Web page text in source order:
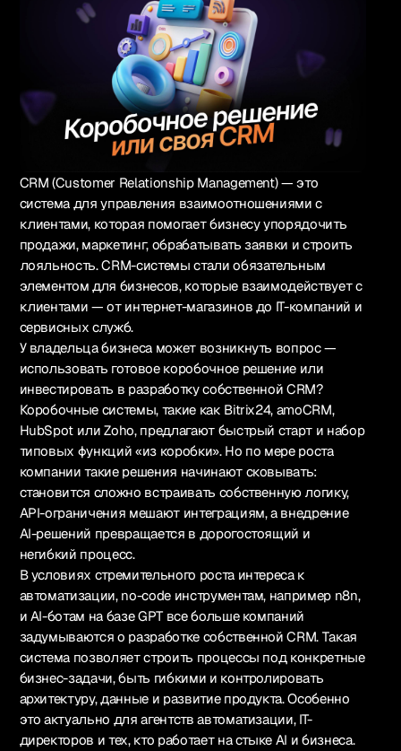
Русский
1k+ участников
Вступить в Telegram
Связаться
CRM (Customer Relationship Management) — это
система для управления взаимоотношениями с
клиентами, которая помогает бизнесу упорядочить
продажи, маркетинг, обрабатывать заявки и строить
лояльность. CRM-системы стали обязательным
элементом для бизнесов, которые взаимодействует с
клиентами — от интернет-магазинов до IT-компаний и
сервисных служб.
У владельца бизнеса может возникнуть вопрос —
использовать готовое коробочное решение или
инвестировать в разработку собственной CRM?
Коробочные системы, такие как Bitrix24, amoCRM,
HubSpot или Zoho, предлагают быстрый старт и набор
типовых функций «из коробки». Но по мере роста
компании такие решения начинают сковывать:
становится сложно встраивать собственную логику,
API-ограничения мешают интеграциям, а внедрение
AI-решений превращается в дорогостоящий и
негибкий процесс.
В условиях стремительного роста интереса к
автоматизации, no-code инструментам, например n8n,
и AI-ботам на базе GPT все больше компаний
задумываются о разработке собственной CRM. Такая
система позволяет строить процессы под конкретные
бизнес-задачи, быть гибкими и контролировать
архитектуру, данные и развитие продукта. Особенно
это актуально для агентств автоматизации, IT-
директоров и тех, кто работает на стыке AI и бизнеса.